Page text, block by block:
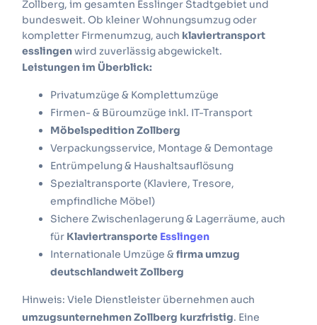
Zollberg, im gesamten Esslinger Stadtgebiet und
bundesweit. Ob kleiner Wohnungsumzug oder
kompletter Firmenumzug, auch klaviertransport
esslingenwird zuverlässig abgewickelt.
Leistungen im Überblick:
Privatumzüge & Komplettumzüge
Firmen- & Büroumzüge inkl. IT-Transport
Möbelspedition Zollberg
Verpackungsservice, Montage & Demontage
Entrümpelung & Haushaltsauflösung
Spezialtransporte (Klaviere, Tresore,
empfindliche Möbel)
Sichere Zwischenlagerung & Lagerräume, auch
für Klaviertransporte Esslingen
Internationale Umzüge &firma umzug
deutschlandweit Zollberg
Hinweis: Viele Dienstleister übernehmen auch
umzugsunternehmen Zollberg kurzfristig. Eine